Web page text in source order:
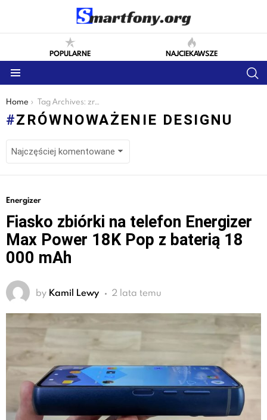
POPULARNE NAJCIEKAWSZE
You are here:
Home Tag Archives: zrównoważenie designu
ZRÓWNOWAŻENIE DESIGNU
LATEST
Energizer
Fiasko zbiórki na telefon Energizer
Max Power 18K Pop z baterią 18
000 mAh
by Kamil Lewy 2 lata temu